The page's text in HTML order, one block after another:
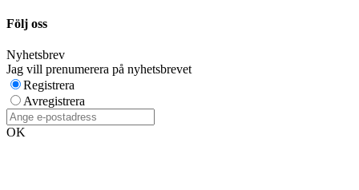
Följ oss
Nyhetsbrev
Jag vill prenumerera på nyhetsbrevet
Registrera
Avregistrera
OK